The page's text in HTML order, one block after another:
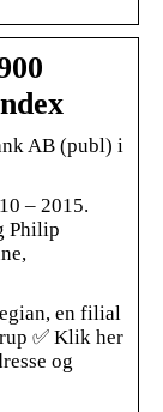
AB (publ) i
– 2015.
Philip
en filial
✅ Klik her
og